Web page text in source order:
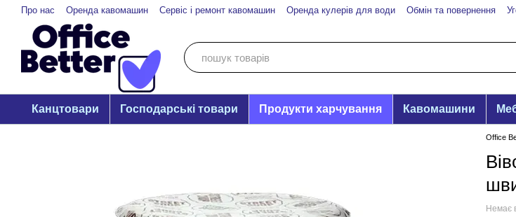
Перейти до основного контенту
Про нас Оренда кавомашин Сервіс і ремонт кавомашин Оренда кулерів для води Обмін та повернення
Канцтовари Господарські товари Продукти харчування Кавомашини
Office
Немає